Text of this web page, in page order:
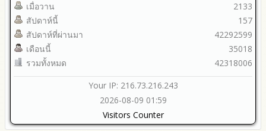
เมื่อวาน
สัปดาห์นี้
สัปดาห์ที่ผ่านมา
เดือนนี้
รวมทั้งหมด
2133
157
42292599
35018
42318006
Your IP: 216.73.216.243
2026-08-09 01:59
Visitors Counter